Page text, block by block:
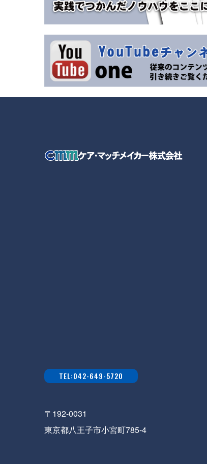
TEL:042-649-5720
〒192-0031
東京都八王子市小宮町785-4